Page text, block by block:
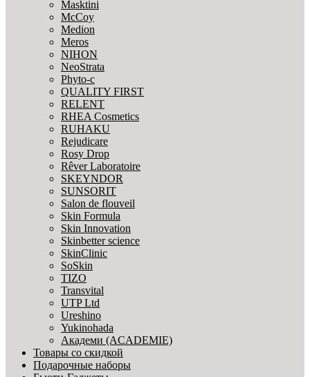
Masktini
McCoy
Medion
Meros
NIHON
NeoStrata
Phyto-c
QUALITY FIRST
RELENT
RHEA Cosmetics
RUHAKU
Rejudicare
Rosy Drop
Rêver Laboratoire
SKEYNDOR
SUNSORIT
Salon de flouveil
Skin Formula
Skin Innovation
Skinbetter science
SkinСlinic
SoSkin
TIZO
Transvital
UTP Ltd
Ureshino
Yukinohada
Академи (ACADEMIE)
Товары со скидкой
Подарочные наборы